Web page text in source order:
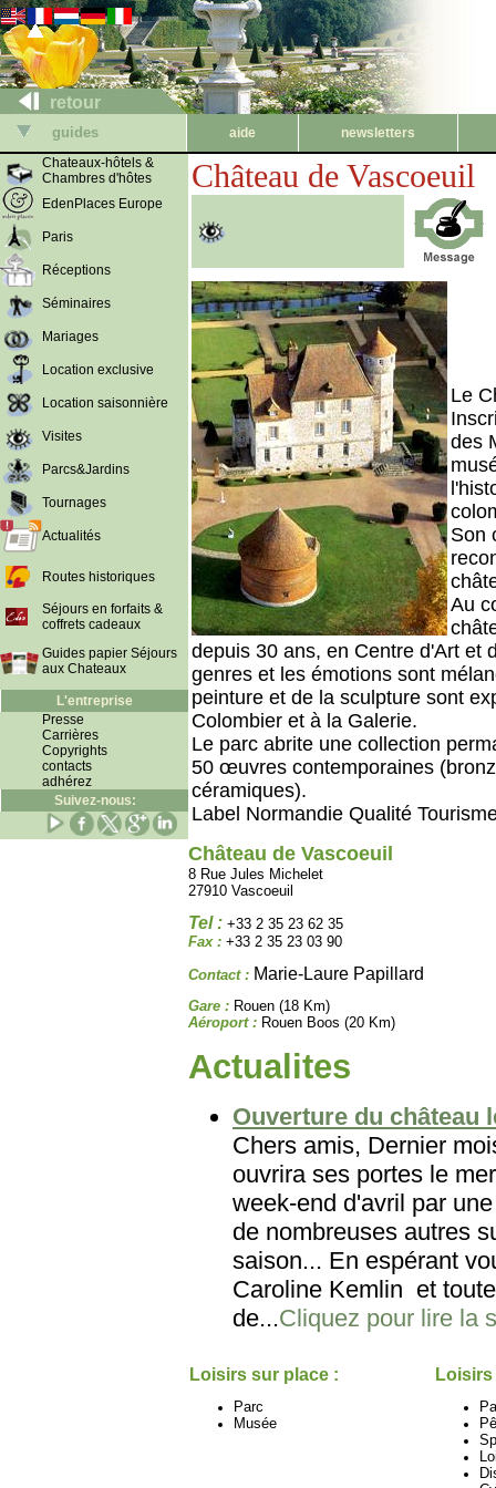
retour
guides aide
newsletters
Chateaux-hôtels &
Chambres d'hôtes
EdenPlaces Europe
Paris
Réceptions
Séminaires
Mariages
Location exclusive
Location saisonnière
Visites
Parcs&Jardins
Tournages
Actualités
Routes historiques
Séjours en forfaits &
coffrets cadeaux
Guides papier Séjours
aux Chateaux
L'entreprise
Presse
Carrières
Copyrights
contacts
adhérez
Suivez-nous:
Château de Vascoeuil
Le
des
Son
Au
depuis 30 ans, en Centre d'Art et
genres et les émotions sont
peinture et de la sculpture sont
Colombier et à la Galerie.
Le parc abrite une collection
50 œuvres contemporaines
céramiques).
Label Normandie Qualité
Château de Vascoeuil
8 Rue Jules Michelet
27910 Vascoeuil
Tel : +33 2 35 23 62 35
Fax : +33 2 35 23 03 90
Contact : Marie-Laure Papillard
Gare : Rouen (18 Km)
Aéroport : Rouen Boos (20 Km)
Actualites
Ouverture du château
Chers amis, Dernier
ouvrira ses portes le
week-end d'avril par
de nombreuses autres
saison... En espérant
Caroline Kemlin et
de...Cliquez pour lire la
Loisirs sur place :
Parc
Musée